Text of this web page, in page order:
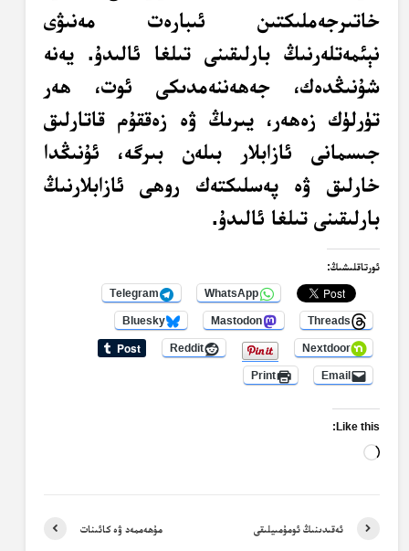
خاتىرجەملىكتىن ئىبارەت مەنىۋى
نېئمەتلەرنىڭ بارلىقىنى تىلغا ئالىدۇ. يەنە
شۇنىڭدەك، جەھەننەمدىكى ئوت، ھەر
تۈرلۈك زەھەر، يىرىڭ ۋە زەققۇم قاتارلىق
جىسمانى ئازابلار بىلەن بىرگە، ئۇنىڭدا
خارلىق ۋە پەسلىكتەك روھى ئازابلارنىڭ
بارلىقىنى تىلغا ئالىدۇ.
ئورتاقلىشىڭ:
WhatsApp
Telegram
Threads
Mastodon
Bluesky
Nextdoor
Reddit
Email
Print
Like this:
Loading…
مۇھەممەد ۋە كائىنات ئەقىدىنىڭ ئومۇمىيلىقى